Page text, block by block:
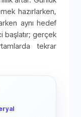
hazırlarken,
aynı hedef
başlatır; gerçek
tekrar